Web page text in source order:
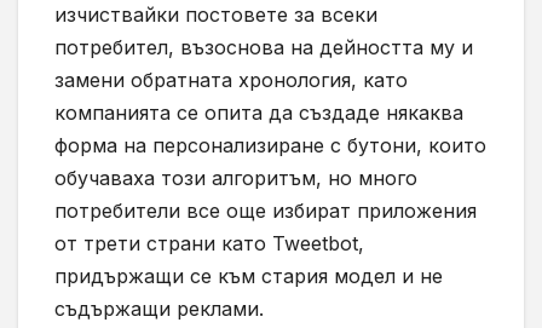
изчиствайки постовете за всеки
потребител, възоснова на дейността му и
замени обратната хронология, като
компанията се опита да създаде някаква
форма на персонализиране с бутони, които
обучаваха този алгоритъм, но много
потребители все още избират приложения
от трети страни като Tweetbot,
придържащи се към стария модел и не
съдържащи реклами.